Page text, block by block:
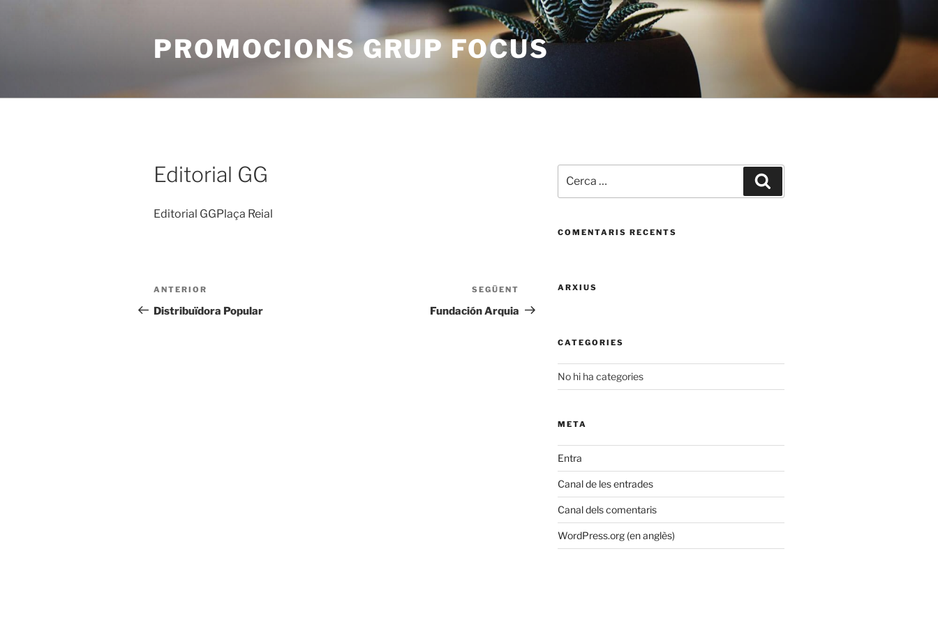
PROMOCIONS GRUP FOCUS
Editorial GG
Editorial GGPlaça Reial
Navegació
d'entrades
Entrada
anterior
ANTERIOR
Distribuïdora Popular
Entrada
següent
SEGÜENT
Fundación Arquia
COMENTARIS RECENTS
ARXIUS
CATEGORIES
No hi ha categories
META
Entra
Canal de les entrades
Canal dels comentaris
WordPress.org (en anglès)